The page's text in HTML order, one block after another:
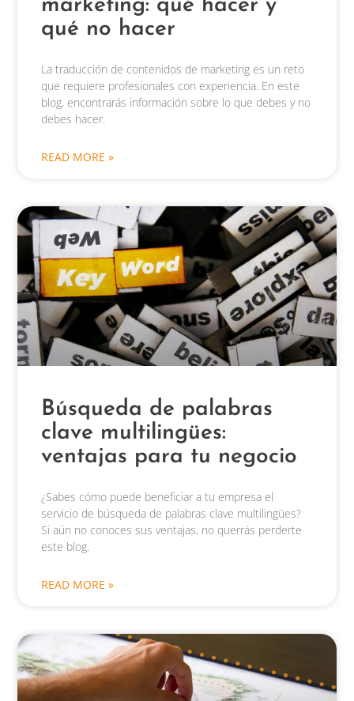
marketing: qué hacer y
qué no hacer
La traducción de contenidos de marketing es un reto
que requiere profesionales con experiencia. En este
blog, encontrarás información sobre lo que debes y no
debes hacer.
READ MORE »
Búsqueda de palabras
clave multilingües:
ventajas para tu negocio
¿Sabes cómo puede beneficiar a tu empresa el
servicio de búsqueda de palabras clave multilingües?
Si aún no conoces sus ventajas, no querrás perderte
este blog.
READ MORE »